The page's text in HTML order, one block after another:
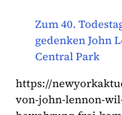
Zum 40.
gedenken John
Central Park
https://
von-john-lennon-